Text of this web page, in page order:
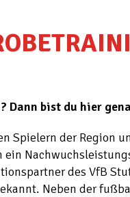
Dann bist du hier
Spielern der Region
des VfB
Neben der